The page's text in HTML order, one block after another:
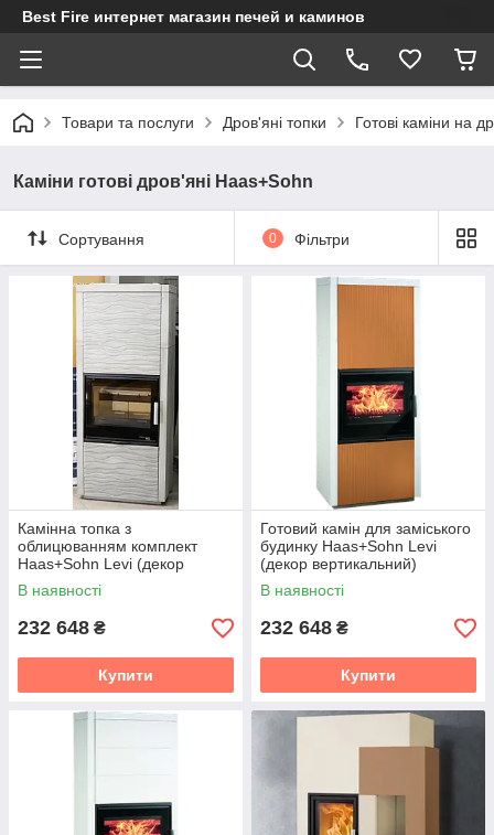
Best Fire интернет магазин печей и каминов
Товари та послуги Дров'яні топки Готові каміни на
Каміни готові дров'яні Haas+Sohn
Сортування 0 Фільтри
Камінна топка з
облицюванням комплект
Haas+Sohn Levi (декор
горизонтальний)
В наявності
232 648 ₴
Купити
Готовий камін для заміського
будинку Haas+Sohn Levi
(декор вертикальний)
В наявності
232 648 ₴
Купити